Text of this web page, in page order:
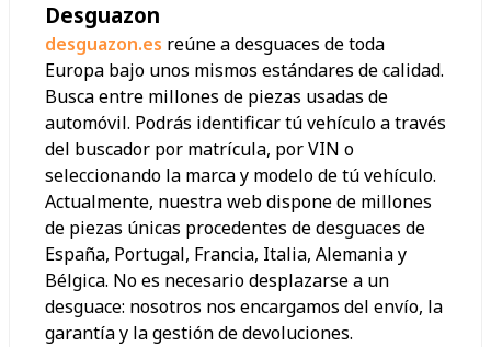
Desguazon
desguazon.es reúne a desguaces de toda
Europa bajo unos mismos estándares de calidad.
Busca entre millones de piezas usadas de
automóvil. Podrás identificar tú vehículo a través
del buscador por matrícula, por VIN o
seleccionando la marca y modelo de tú vehículo.
Actualmente, nuestra web dispone de millones
de piezas únicas procedentes de desguaces de
España, Portugal, Francia, Italia, Alemania y
Bélgica. No es necesario desplazarse a un
desguace: nosotros nos encargamos del envío, la
garantía y la gestión de devoluciones.